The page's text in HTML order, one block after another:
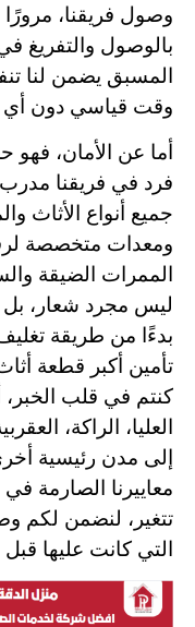
وصول فريقنا، مرورًا
بالوصول والتفريغ
المسبق يضمن لنا
وقت قياسي دون أي
أما عن الأمان، فهو
فرد في فريقنا
جميع أنواع الأثاث
ومعدات متخصصة
الممرات الضيقة
ليس مجرد شعار، بل
بدءًا من طريقة
تأمين أكبر قطعة
كنتم في قلب
العليا، الراكة،
إلى مدن رئيسية
معاييرنا الصارمة
تتغير، لنضمن لكم
التي كانت عليها قبل